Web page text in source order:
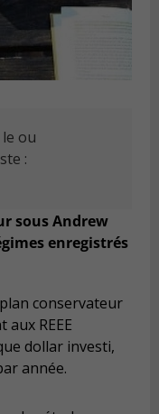
ou
:
sous Andrew
enregistrés
conservateur
REEE
dollar investi,
année.